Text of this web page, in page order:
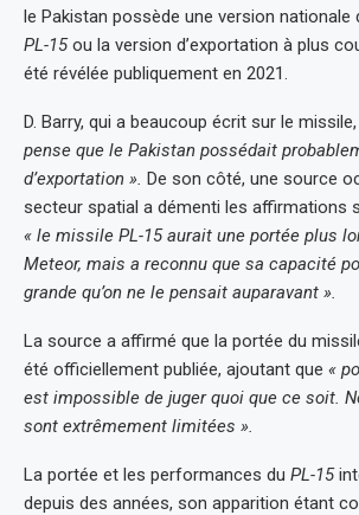
le Pakistan possède une version nationale
PL-15ou la version d’exportation à plus
été révélée publiquement en 2021.
D. Barry, qui a beaucoup écrit sur le
pense que le Pakistan possédait
d’exportation ». De son côté, une source
secteur spatial a démenti les affirmations
« le missile PL-15 aurait une portée plus
Meteor, mais a reconnu que sa capacité
grande qu’on ne le pensait auparavant ».
La source a affirmé que la portée du
été officiellement publiée, ajoutant que «
est impossible de juger quoi que ce soit.
sont extrêmement limitées ».
La portée et les performances du PL-15
depuis des années, son apparition étant